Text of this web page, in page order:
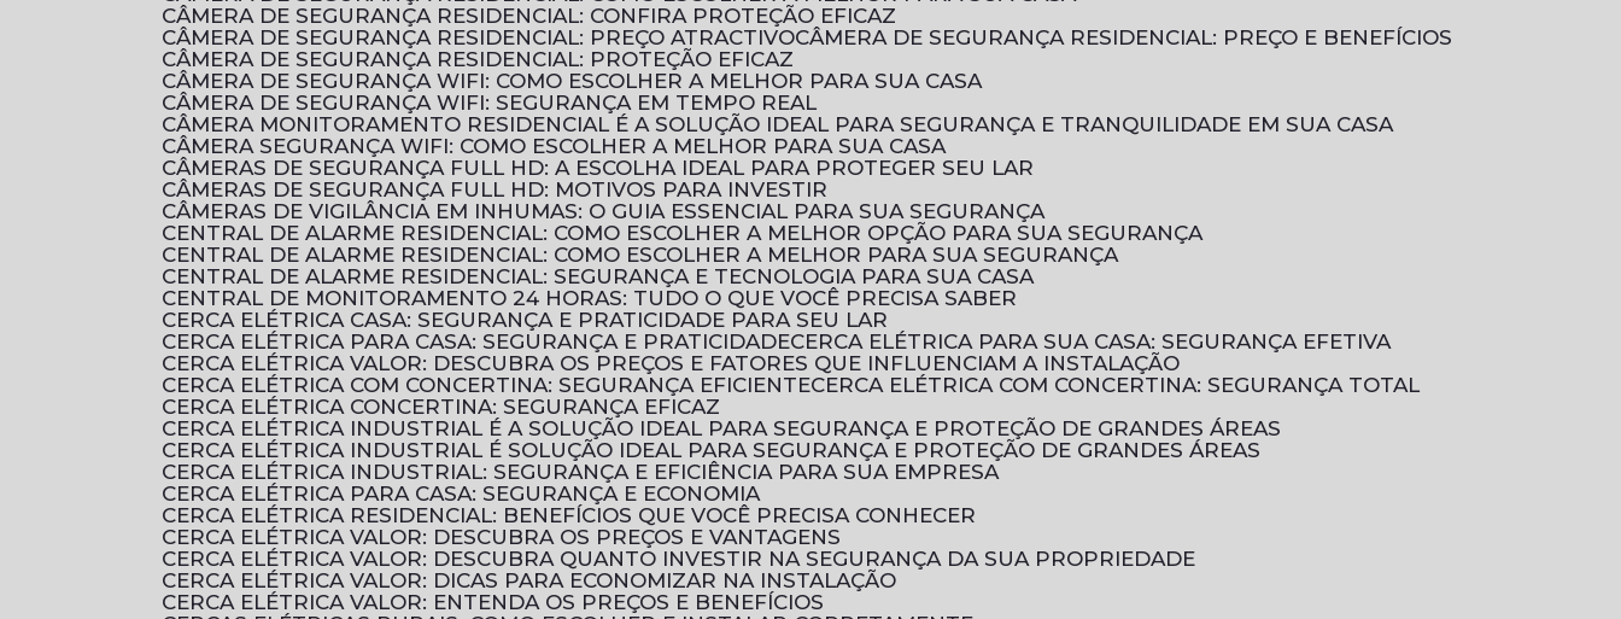
CÂMERA DE SEGURANÇA RESIDENCIAL: CONFIRA PROTEÇÃO EFICAZ
CÂMERA DE SEGURANÇA RESIDENCIAL: PREÇO ATRACTIVO
CÂMERA DE SEGURANÇA RESIDENCIAL: PREÇO E BENEFÍCIOS
CÂMERA DE SEGURANÇA RESIDENCIAL: PROTEÇÃO EFICAZ
CÂMERA DE SEGURANÇA WIFI: COMO ESCOLHER A MELHOR PARA SUA CASA
CÂMERA DE SEGURANÇA WIFI: SEGURANÇA EM TEMPO REAL
CÂMERA MONITORAMENTO RESIDENCIAL É A SOLUÇÃO IDEAL PARA SEGURANÇA E TRANQUILIDADE EM SUA CASA
CÂMERA SEGURANÇA WIFI: COMO ESCOLHER A MELHOR PARA SUA CASA
CÂMERAS DE SEGURANÇA FULL HD: A ESCOLHA IDEAL PARA PROTEGER SEU LAR
CÂMERAS DE SEGURANÇA FULL HD: MOTIVOS PARA INVESTIR
CÂMERAS DE VIGILÂNCIA EM INHUMAS: O GUIA ESSENCIAL PARA SUA SEGURANÇA
CENTRAL DE ALARME RESIDENCIAL: COMO ESCOLHER A MELHOR OPÇÃO PARA SUA SEGURANÇA
CENTRAL DE ALARME RESIDENCIAL: COMO ESCOLHER A MELHOR PARA SUA SEGURANÇA
CENTRAL DE ALARME RESIDENCIAL: SEGURANÇA E TECNOLOGIA PARA SUA CASA
CENTRAL DE MONITORAMENTO 24 HORAS: TUDO O QUE VOCÊ PRECISA SABER
CERCA ELÉTRICA CASA: SEGURANÇA E PRATICIDADE PARA SEU LAR
CERCA ELÉTRICA PARA CASA: SEGURANÇA E PRATICIDADE
CERCA ELÉTRICA PARA SUA CASA: SEGURANÇA EFETIVA
CERCA ELÉTRICA VALOR: DESCUBRA OS PREÇOS E FATORES QUE INFLUENCIAM A INSTALAÇÃO
CERCA ELÉTRICA COM CONCERTINA: SEGURANÇA EFICIENTE
CERCA ELÉTRICA COM CONCERTINA: SEGURANÇA TOTAL
CERCA ELÉTRICA CONCERTINA: SEGURANÇA EFICAZ
CERCA ELÉTRICA INDUSTRIAL É A SOLUÇÃO IDEAL PARA SEGURANÇA E PROTEÇÃO DE GRANDES ÁREAS
CERCA ELÉTRICA INDUSTRIAL É SOLUÇÃO IDEAL PARA SEGURANÇA E PROTEÇÃO DE GRANDES ÁREAS
CERCA ELÉTRICA INDUSTRIAL: SEGURANÇA E EFICIÊNCIA PARA SUA EMPRESA
CERCA ELÉTRICA PARA CASA: SEGURANÇA E ECONOMIA
CERCA ELÉTRICA RESIDENCIAL: BENEFÍCIOS QUE VOCÊ PRECISA CONHECER
CERCA ELÉTRICA VALOR: DESCUBRA OS PREÇOS E VANTAGENS
CERCA ELÉTRICA VALOR: DESCUBRA QUANTO INVESTIR NA SEGURANÇA DA SUA PROPRIEDADE
CERCA ELÉTRICA VALOR: DICAS PARA ECONOMIZAR NA INSTALAÇÃO
CERCA ELÉTRICA VALOR: ENTENDA OS PREÇOS E BENEFÍCIOS